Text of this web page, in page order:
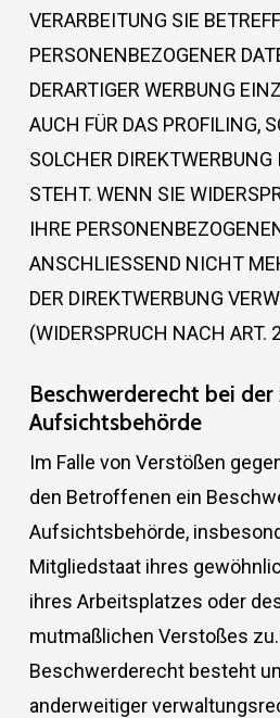
VERARBEITUNG SIE
PERSONENBEZOGENER
DERARTIGER WERBUNG
AUCH FÜR DAS PROFILING,
SOLCHER
STEHT. WENN SIE
IHRE
ANSCHLIESSEND NICHT
DER DIREKTWERBUNG
(WIDERSPRUCH NACH ART.
Beschwerde­recht bei
Aufsichts­behörde
Im Falle von Verstößen
den Betroffenen ein
Aufsichtsbehörde,
Mitgliedstaat ihres
ihres Arbeitsplatzes oder
mutmaßlichen Verstoßes zu.
Beschwerderecht besteht
anderweitiger